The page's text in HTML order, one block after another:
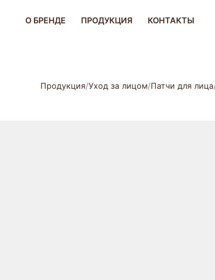
О БРЕНДЕ ПРОДУКЦИЯ КОНТАКТЫ
Продукция Уход за лицом Патчи для лица